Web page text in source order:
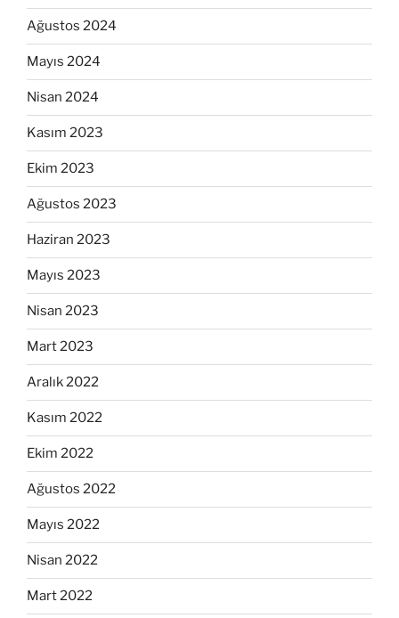
Ağustos 2024
Mayıs 2024
Nisan 2024
Kasım 2023
Ekim 2023
Ağustos 2023
Haziran 2023
Mayıs 2023
Nisan 2023
Mart 2023
Aralık 2022
Kasım 2022
Ekim 2022
Ağustos 2022
Mayıs 2022
Nisan 2022
Mart 2022